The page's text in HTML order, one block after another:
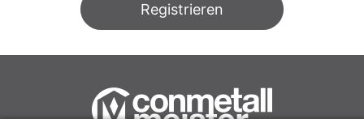
Registrieren